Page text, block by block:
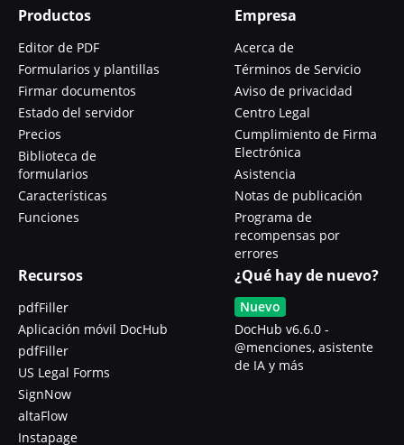
Productos
Editor de PDF
Formularios y plantillas
Firmar documentos
Estado del servidor
Precios
Biblioteca de
formularios
Características
Funciones
Empresa
Acerca de
Términos de Servicio
Aviso de privacidad
Centro Legal
Cumplimiento de Firma
Electrónica
Asistencia
Notas de publicación
Programa de
recompensas por
errores
Recursos
pdfFiller
Aplicación móvil DocHub
pdfFiller
US Legal Forms
SignNow
altaFlow
Instapage
¿Qué hay de nuevo?
Nuevo
DocHub v6.6.0 -
@menciones, asistente
de IA y más